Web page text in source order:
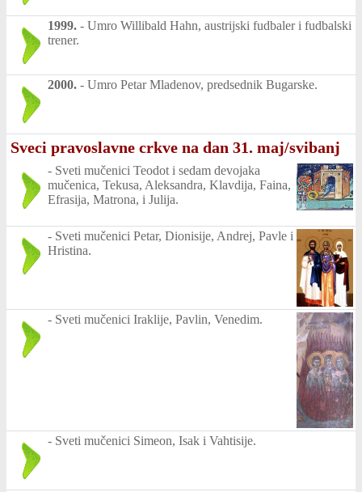
1999. - Umro Willibald Hahn, austrijski fudbaler i fudbalski
trener.
2000. - Umro Petar Mladenov, predsednik Bugarske.
Sveci pravoslavne crkve na dan 31. maj/svibanj
- Sveti mučenici Teodot i sedam devojaka
mučenica, Tekusa, Aleksandra, Klavdija, Faina,
Efrasija, Matrona, i Julija.
- Sveti mučenici Petar, Dionisije, Andrej, Pavle i
Hristina.
- Sveti mučenici Iraklije, Pavlin, Venedim.
- Sveti mučenici Simeon, Isak i Vahtisije.